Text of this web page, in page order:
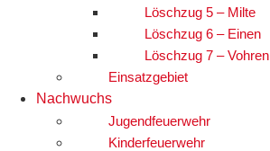
Löschzug 5 – Milte
Löschzug 6 – Einen
Löschzug 7 – Vohren
Einsatzgebiet
Nachwuchs
Jugendfeuerwehr
Kinderfeuerwehr